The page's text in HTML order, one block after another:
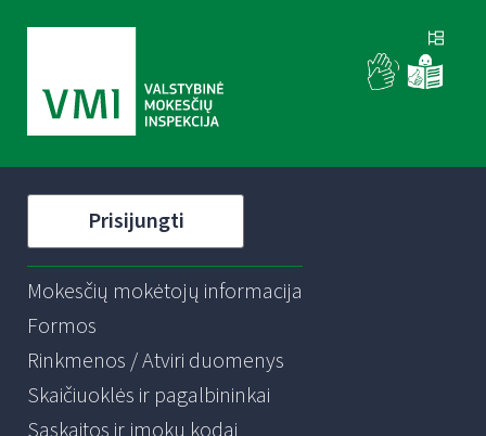
Prisijungti
Mokesčių mokėtojų informacija
Formos
Rinkmenos / Atviri duomenys
Skaičiuoklės ir pagalbininkai